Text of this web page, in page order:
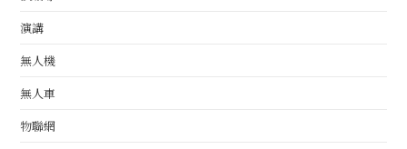
演講
無人機
無人車
物聯網